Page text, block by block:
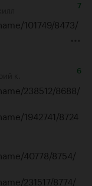
7
101749/8473/
6
238512/8688/
1942741/8724
40778/8754/
231517/8774/